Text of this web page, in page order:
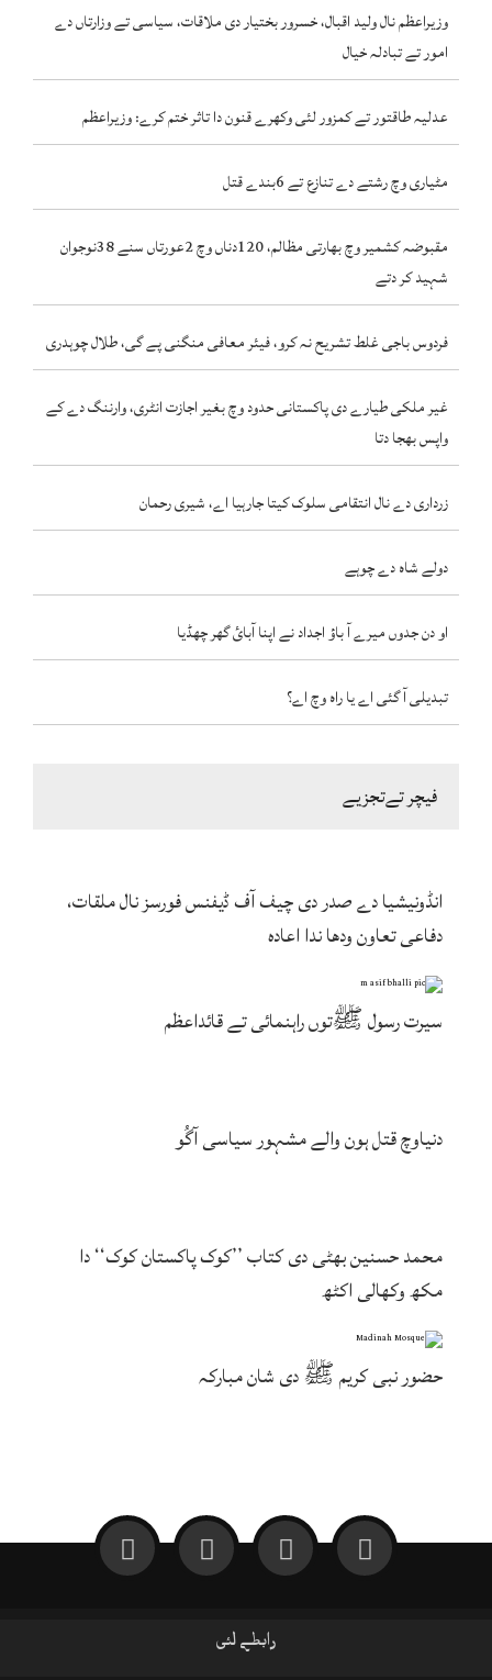
وزیراعظم نال ولید اقبال، خسرور بختیار دی ملاقات، سیاسی تے وزارتاں دے
امور تے تبادلہ خیال
عدلیہ طاقتور تے کمزور لئی وکھرے قنون دا تاثر ختم کرے: وزیراعظم
مٹیاری وچ رشتے دے تنازع تے 6بندے قتل
مقبوضہ کشمیر وچ بھارتی مظالم، 120دناں وچ 2عورتاں سنے 38نوجوان
شہید کر دتے
فردوس باجی غلط تشریح نہ کرو، فیئر معافی منگنی پے گی، طلال چوہدری
غیر ملکی طیارے دی پاکستانی حدود وچ بغیر اجازت انٹری، وارننگ دے کے
واپس بھجا دتا
زرداری دے نال انتقامی سلوک کیتا جارہیا اے، شیری رحمان
دولے شاہ دے چوہے
او دن جدوں میرے آ باؤ اجداد نے اپنا آبائ گھر چھڈیا
تبدیلی آ گئی اے یا راہ وچ اے؟
فیچر تےتجزیے
انڈونیشیا دے صدر دی چیف آف ڈیفنس فورسز نال ملقات،
دفاعی تعاون ودھا ندا اعادہ
سیرت رسول ﷺتوں راہنمائی تے قائداعظم
دنیاوچ قتل ہون والے مشہور سیاسی آگُو
محمد حسنین بھٹی دی کتاب ’’کوک پاکستان کوک‘‘ دا
مکھ وکھالی اکٹھ
حضور نبی کریم ﷺ دی شان مبارکہ
رابطے لئی